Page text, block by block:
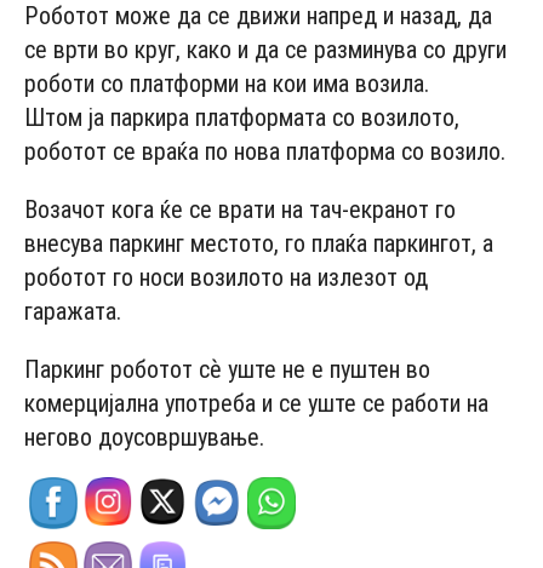
Роботот може да се движи напред и назад, да
се врти во круг, како и да се разминува со други
роботи со платформи на кои има возила.
Штом ја паркира платформата со возилото,
роботот се враќа по нова платформа со возило.
Возачот кога ќе се врати на тач-екранот го
внесува паркинг местото, го плаќа паркингот, а
роботот го носи возилото на излезот од
гаражата.
Паркинг роботот сѐ уште не е пуштен во
комерцијална употреба и се уште се работи на
негово доусовршување.